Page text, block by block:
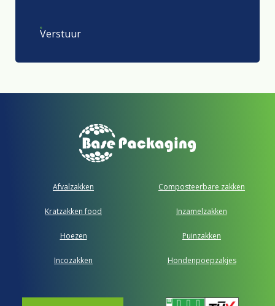
Verstuur
Afvalzakken Composteerbare zakken
Kratzakken food Inzamelzakken
Hoezen Puinzakken
Incozakken Hondenpoepzakjes